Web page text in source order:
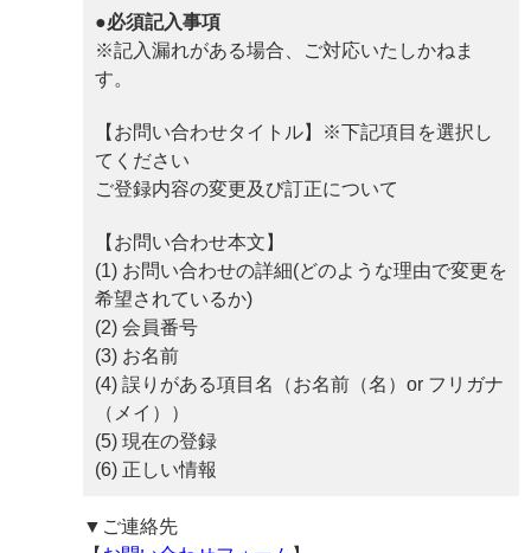
●必須記入事項
※記入漏れがある場合、ご対応いたしかねま
す。
【お問い合わせタイトル】※下記項目を選択し
てください
ご登録内容の変更及び訂正について
【お問い合わせ本文】
(1) お問い合わせの詳細(どのような理由で変更を
希望されているか)
(2) 会員番号
(3) お名前
(4) 誤りがある項目名（お名前（名）or フリガナ
（メイ））
(5) 現在の登録
(6) 正しい情報
▼ご連絡先